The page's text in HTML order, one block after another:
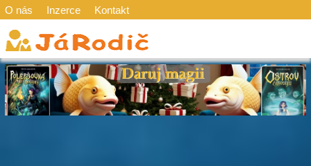
O nás Inzerce Kontakt